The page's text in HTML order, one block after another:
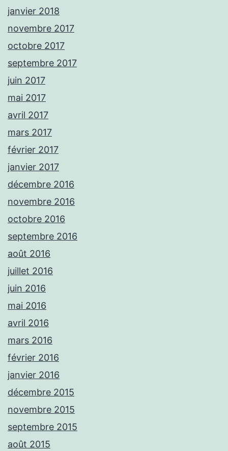
janvier 2018
novembre 2017
octobre 2017
septembre 2017
juin 2017
mai 2017
avril 2017
mars 2017
février 2017
janvier 2017
décembre 2016
novembre 2016
octobre 2016
septembre 2016
août 2016
juillet 2016
juin 2016
mai 2016
avril 2016
mars 2016
février 2016
janvier 2016
décembre 2015
novembre 2015
septembre 2015
août 2015